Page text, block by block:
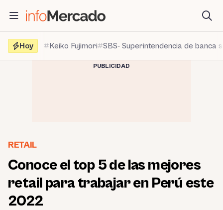
contenido
Hoy
Keiko Fujimori SBS- Superintendencia de banca
PUBLICIDAD
RETAIL
Conoce el top 5 de las mejores
retail para trabajar en Perú este
2022